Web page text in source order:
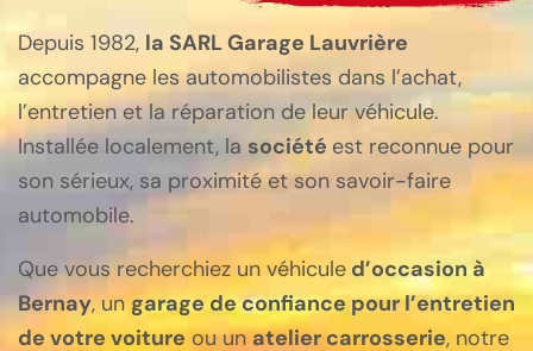
Depuis 1982, la SARL Garage Lauvrière
accompagne les automobilistes dans l’achat,
l’entretien et la réparation de leur véhicule.
Installée localement, la société est reconnue pour
son sérieux, sa proximité et son savoir-faire
automobile.
Que vous recherchiez un véhicule d’occasion à
Bernay, ungarage de confiance pour l’entretien
de votre voiture ou unatelier carrosserie, notre